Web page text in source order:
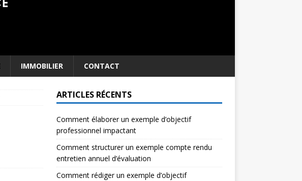
IMMOBILIER CONTACT
ARTICLES RÉCENTS
Comment élaborer un exemple d’objectif
professionnel impactant
Comment structurer un exemple compte rendu
entretien annuel d’évaluation
Comment rédiger un exemple d’objectif